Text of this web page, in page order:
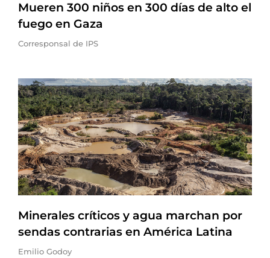
Mueren 300 niños en 300 días de alto el
fuego en Gaza
Corresponsal de IPS
Minerales críticos y agua marchan por
sendas contrarias en América Latina
Emilio Godoy